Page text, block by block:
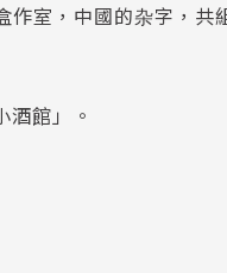
室，中國的杂字，共
館」。